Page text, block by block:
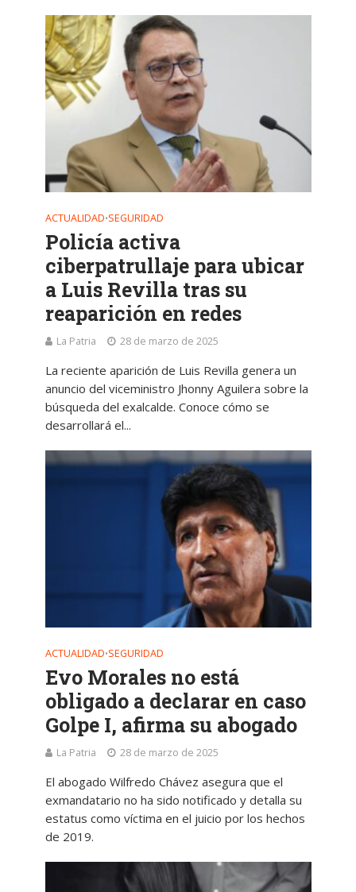
ACTUALIDAD•SEGURIDAD
Policía activa
ciberpatrullaje para ubicar
a Luis Revilla tras su
reaparición en redes
La Patria 28 de marzo de 2025
La reciente aparición de Luis Revilla genera un
anuncio del viceministro Jhonny Aguilera sobre la
búsqueda del exalcalde. Conoce cómo se
desarrollará el...
ACTUALIDAD•SEGURIDAD
Evo Morales no está
obligado a declarar en caso
Golpe I, afirma su abogado
La Patria 28 de marzo de 2025
El abogado Wilfredo Chávez asegura que el
exmandatario no ha sido notificado y detalla su
estatus como víctima en el juicio por los hechos
de 2019.